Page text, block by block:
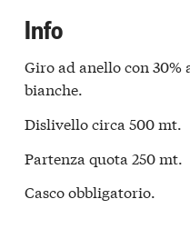
Info
Giro ad anello con 30%
bianche.
Dislivello circa 500 mt.
Partenza quota 250 mt.
Casco obbligatorio.